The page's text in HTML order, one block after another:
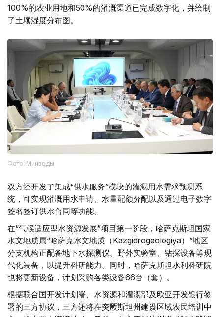
100%的农业用地和50%的灌溉渠道已完成数字化，并绘制
了土壤湿度分布图。
Фото: Минводы
双方还开发了集成“供水服务”模块的灌溉用水需求预测系
统，可实现灌溉用水申请、水量配额分配以及通过电子数字
签名签订供水合同等功能。
在“气候适应型水资源发展”项目第一阶段，哈萨克斯坦国家
水文地质局“哈萨克水文地质（Kazgidrogeologiya）”地区
分支机构正配备地下水探测仪、野外实验室、钻探设备等现
代化装备，以提升科研能力。同时，哈萨克斯坦水利科研院
也将更新设备，计划采购各类设备66台（套）。
根据联合国开发计划署、水资源和灌溉部及欧亚开发银行签
署的三方协议，三方还将在突厥斯坦州建设区域农民培训中